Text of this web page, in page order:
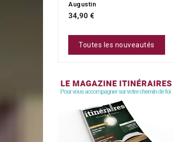
Augustin
34,90 €
Toutes les nouveautés